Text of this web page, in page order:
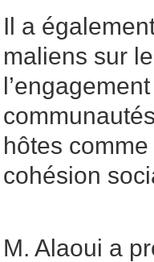
Il a
maliens sur
hôtes
cohésion
M. Alaoui a